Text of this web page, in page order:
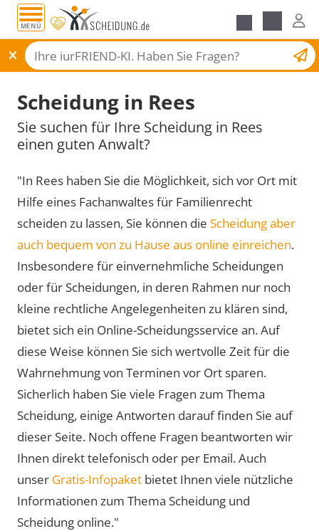
MENÜ
Scheidungsantrag
Scheidung in Rees
Sie suchen für Ihre Scheidung in Rees
einen guten Anwalt?
"In Rees haben Sie die Möglichkeit, sich vor Ort mit
Hilfe eines Fachanwaltes für Familienrecht
scheiden zu lassen, Sie können die Scheidung aber
auch bequem von zu Hause aus online einreichen.
Insbesondere für einvernehmliche Scheidungen
oder für Scheidungen, in deren Rahmen nur noch
kleine rechtliche Angelegenheiten zu klären sind,
bietet sich ein Online-Scheidungsservice an. Auf
diese Weise können Sie sich wertvolle Zeit für die
Wahrnehmung von Terminen vor Ort sparen.
Sicherlich haben Sie viele Fragen zum Thema
Scheidung, einige Antworten darauf finden Sie auf
dieser Seite. Noch offene Fragen beantworten wir
Ihnen direkt telefonisch oder per Email. Auch
unser Gratis-Infopaket bietet Ihnen viele nützliche
Informationen zum Thema Scheidung und
Scheidung online."